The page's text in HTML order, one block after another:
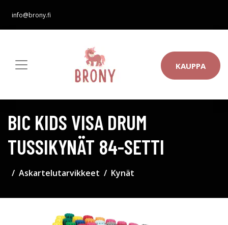
info@brony.fi
KAUPPA
BIC KIDS VISA DRUM
TUSSIKYNÄT 84-SETTI
Askartelutarvikkeet Kynät